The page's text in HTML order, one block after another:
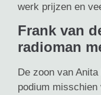
werk prijzen en
Frank van
radioman
De zoon van
podium